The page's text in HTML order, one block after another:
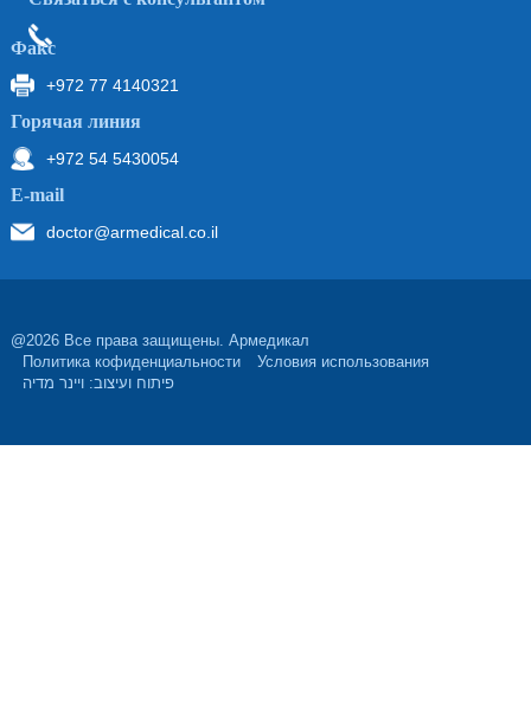
Факс
+972 77 4140321
Горячая линия
+972 54 5430054
Е-mail
doctor@armedical.co.il
@2026 Все права защищены. Армедикал
Политика кофиденциальности
Условия использования
פיתוח ועיצוב: ויינר מדיה